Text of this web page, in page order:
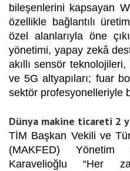
bileşenlerini kapsayan
özellikle bağlantılı
özel alanlarıyla öne
yönetimi, yapay zekâ
akıllı sensör
ve 5G altyapıları; fuar
sektör profesyonelleriyle
Dünya makine ticareti 2
TİM Başkan Vekili ve
(MAKFED) Yönetim
Karavelioğlu“Her